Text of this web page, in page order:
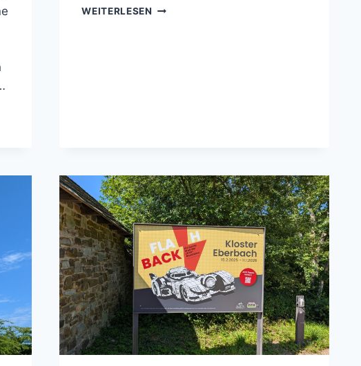
WEITERLESEN WIR